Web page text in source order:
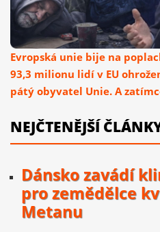
Evropská unie bije na
93,3 milionu lidí v EU
pátý obyvatel Unie. A
NEJČTENĚJŠÍ
Dánsko zavádí
pro zemědělce
Metanu